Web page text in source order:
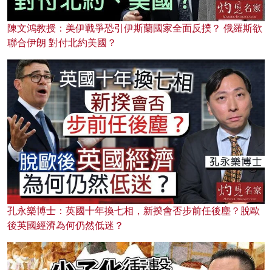
陳文鴻教授：美伊戰爭恐引伊斯蘭國家全面反撲？ 俄羅斯欲
聯合伊朗 對付北約美國？
孔永樂博士：英國十年換七相，新揆會否步前任後塵？脫歐
後英國經濟為何仍然低迷？